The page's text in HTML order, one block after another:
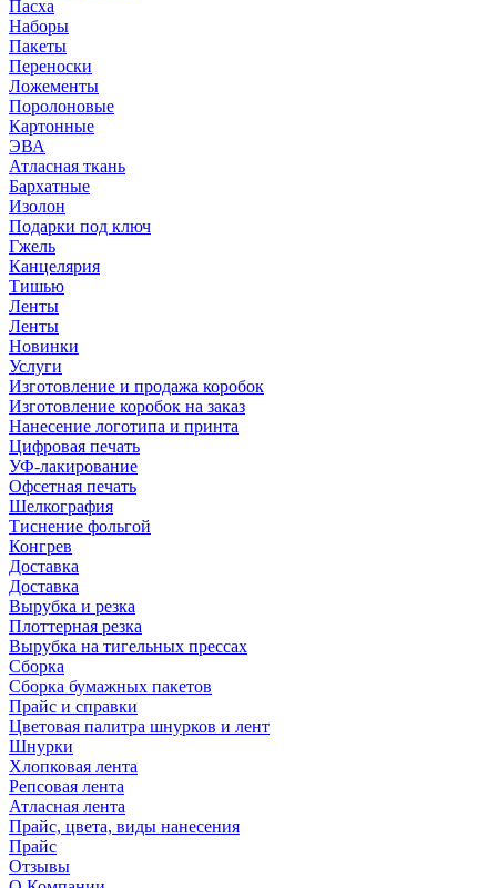
Пасха
Наборы
Пакеты
Переноски
Ложементы
Поролоновые
Картонные
ЭВА
Атласная ткань
Бархатные
Изолон
Подарки под ключ
Гжель
Канцелярия
Тишью
Ленты
Ленты
Новинки
Услуги
Изготовление и продажа коробок
Изготовление коробок на заказ
Нанесение логотипа и принта
Цифровая печать
УФ-лакирование
Офсетная печать
Шелкография
Тиснение фольгой
Конгрев
Доставка
Доставка
Вырубка и резка
Плоттерная резка
Вырубка на тигельных прессах
Сборка
Сборка бумажных пакетов
Прайс и справки
Цветовая палитра шнурков и лент
Шнурки
Хлопковая лента
Репсовая лента
Атласная лента
Прайс, цвета, виды нанесения
Прайс
Отзывы